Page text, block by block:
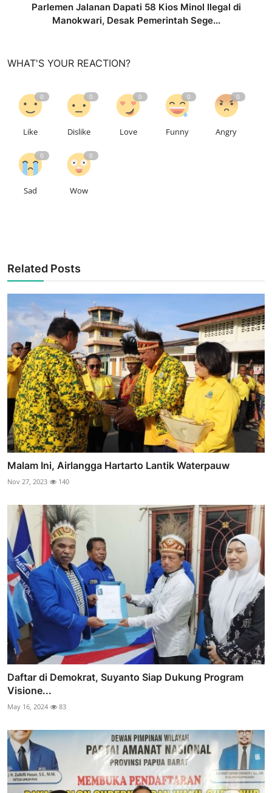
Parlemen Jalanan Dapati 58 Kios Minol Ilegal di
Manokwari, Desak Pemerintah Sege...
WHAT'S YOUR REACTION?
0
Like
0
Dislike
0
Love
0
Funny
0
Angry
0
Sad
0
Wow
Related Posts
Malam Ini, Airlangga Hartarto Lantik Waterpauw
Nov 27, 2023 140
Daftar di Demokrat, Suyanto Siap Dukung Program
Visione...
May 16, 2024 83